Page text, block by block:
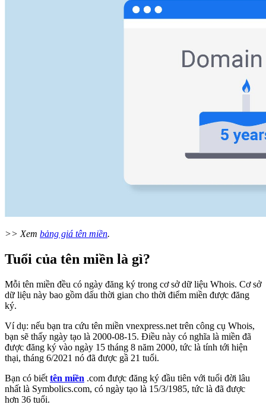
>> Xem bảng giá tên miền.
Tuổi của tên miền là gì?
Mỗi tên miền đều có ngày đăng ký trong cơ sở dữ liệu Whois. Cơ sở
dữ liệu này bao gồm dấu thời gian cho thời điểm miền được đăng
ký.
Ví dụ: nếu bạn tra cứu tên miền vnexpress.net trên công cụ Whois,
bạn sẽ thấy ngày tạo là 2000-08-15. Điều này có nghĩa là miền đã
được đăng ký vào ngày 15 tháng 8 năm 2000, tức là tính tới hiện
thại, tháng 6/2021 nó đã được gầ 21 tuổi.
Bạn có biết tên miền .com được đăng ký đầu tiên với tuổi đời lâu
nhất là Symbolics.com, có ngày tạo là 15/3/1985, tức là đã được
hơn 36 tuổi.